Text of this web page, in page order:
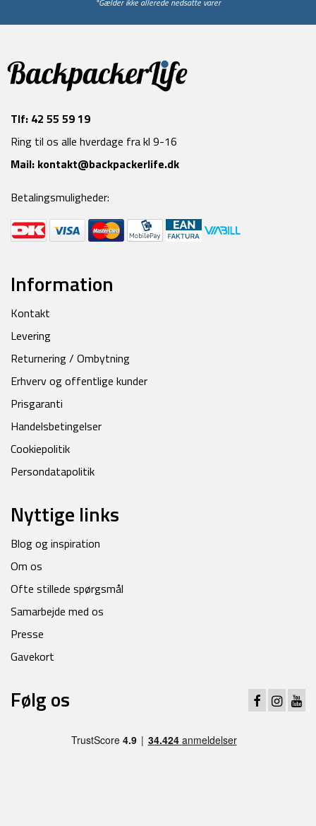
Tlf: 42 55 59 19
Ring til os alle hverdage fra kl 9-16
Mail: kontakt@backpackerlife.dk
Betalingsmuligheder:
Information
Kontakt
Levering
Returnering / Ombytning
Erhverv og offentlige kunder
Prisgaranti
Handelsbetingelser
Cookiepolitik
Persondatapolitik
Nyttige links
Blog og inspiration
Om os
Ofte stillede spørgsmål
Samarbejde med os
Presse
Gavekort
Følg os